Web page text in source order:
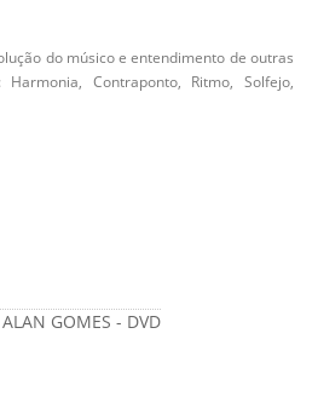
do músico e entendimento de outras
Contraponto, Ritmo, Solfejo,
GOMES - DVD